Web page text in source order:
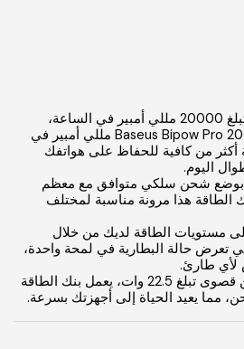
مع سعة كبيرة تبلغ 20000 مللي أمبير في الساعة،
يضمن لك بنك الطاقة Baseus Bipow Pro 20000 مللي أمبير في
من كافية للحفاظ على هواتفك
اليوم.
بوضع شحن سلكي متوافق مع معظم
الطاقة هذا مرونة مناسبة لمختلف
مستويات الطاقة لديك من خلال
تعرض حالة البطارية في لمحة واحدة،
لأي طارئ.
مع طاقة شحن قصوى تبلغ 22.5 وات، يعمل بنك الطاقة
مما يعيد الحياة إلى أجهزتك بسرعة.